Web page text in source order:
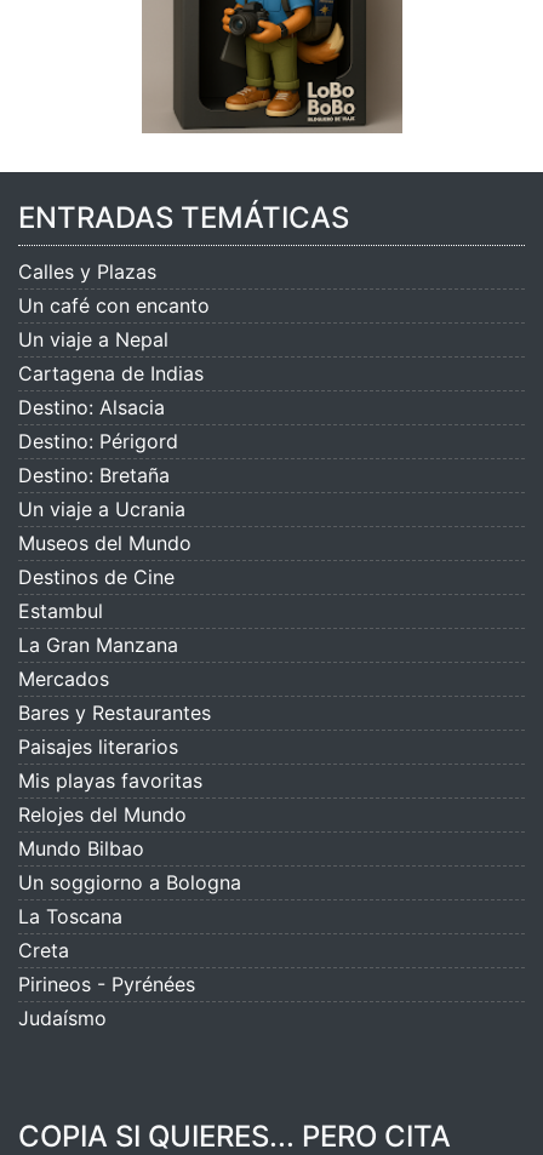
ENTRADAS TEMÁTICAS
Calles y Plazas
Un café con encanto
Un viaje a Nepal
Cartagena de Indias
Destino: Alsacia
Destino: Périgord
Destino: Bretaña
Un viaje a Ucrania
Museos del Mundo
Destinos de Cine
Estambul
La Gran Manzana
Mercados
Bares y Restaurantes
Paisajes literarios
Mis playas favoritas
Relojes del Mundo
Mundo Bilbao
Un soggiorno a Bologna
La Toscana
Creta
Pirineos - Pyrénées
Judaísmo
COPIA SI QUIERES... PERO CITA